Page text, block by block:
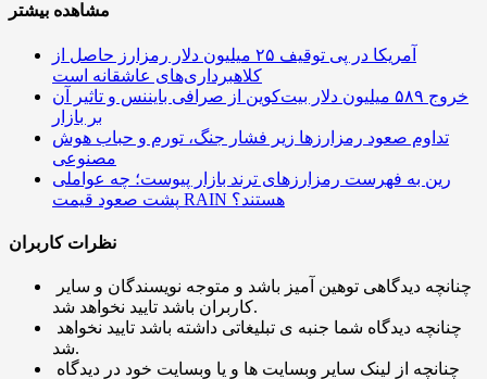
مشاهده بیشتر
آمریکا در پی توقیف ۲۵ میلیون دلار رمزارز حاصل از
کلاهبرداری‌های عاشقانه است
خروج ۵۸۹ میلیون دلار بیت‌کوین از صرافی بایننس و تاثیر آن
بر بازار
تداوم صعود رمزارزها زیر فشار جنگ، تورم و حباب هوش
مصنوعی
رین به فهرست رمزارزهای ترند بازار پیوست؛ چه عواملی
پشت صعود قیمت RAIN هستند؟
نظرات کاربران
کاربران باشد تایید نخواهد شد.
شد.